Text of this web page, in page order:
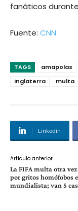
fanáticos
Fuente: CNN
TAGS amapolas
Inglaterra
multa
Linkedin
Artículo anterior
La FIFA multa otra
por gritos homófobos
mundialista; van 5